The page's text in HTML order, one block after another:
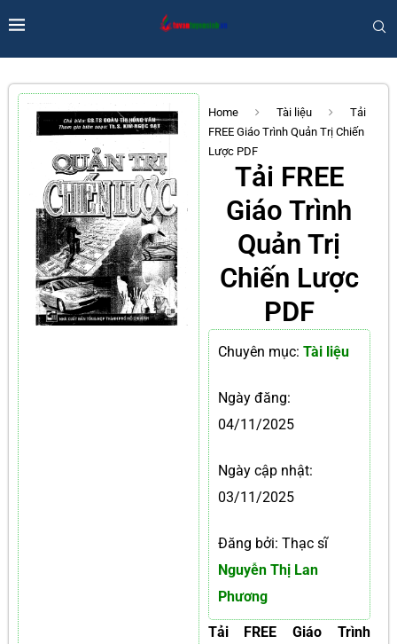
Home Tài liệu
Tải
FREE Giáo Trình Quản Trị Chiến
Lược PDF
Tải FREE
Giáo Trình
Quản Trị
Chiến Lược
PDF
Chuyên mục: Tài liệu
Ngày đăng:
04/11/2025
Ngày cập nhật:
03/11/2025
Đăng bởi: Thạc sĩ
Nguyễn Thị Lan
Phương
Tải FREE Giáo Trình